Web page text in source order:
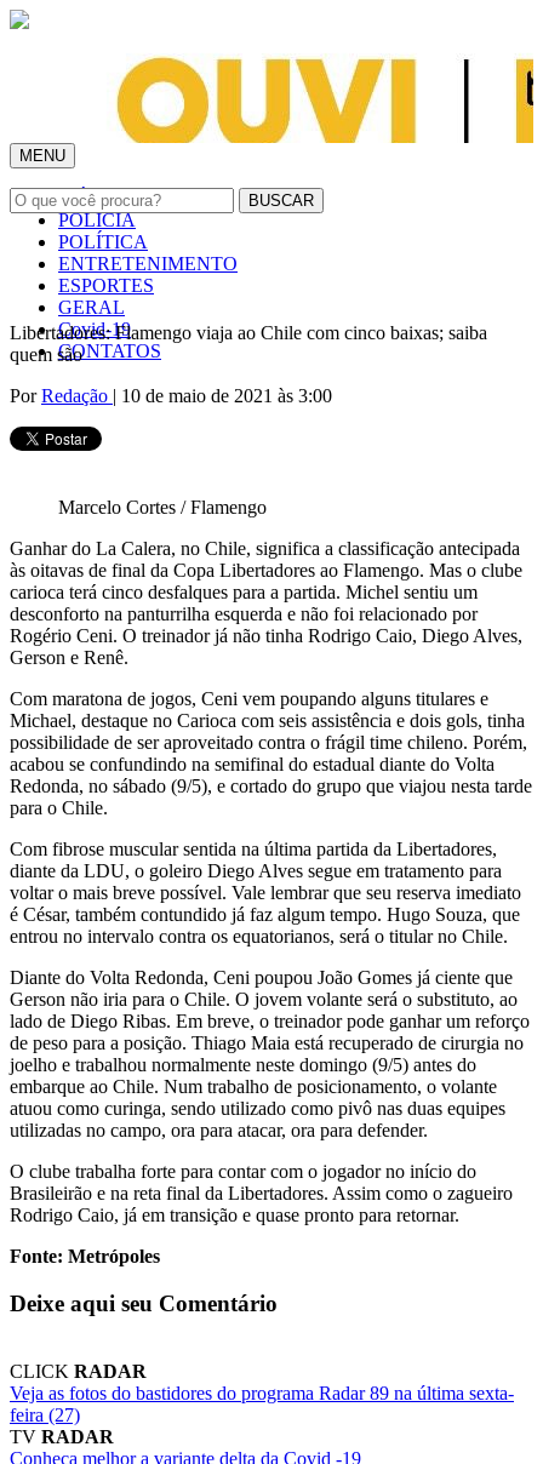
MENU
INÍCIO
POLÍCIA
POLÍTICA
ENTRETENIMENTO
ESPORTES
GERAL
Covid-19
CONTATOS
Libertadores: Flamengo viaja ao Chile com cinco baixas; saiba
quem são
PorRedação | 10 de maio de 2021 às 3:00
Marcelo Cortes / Flamengo
Ganhar do La Calera, no Chile, significa a classificação antecipada
às oitavas de final da Copa Libertadores ao Flamengo. Mas o clube
carioca terá cinco desfalques para a partida. Michel sentiu um
desconforto na panturrilha esquerda e não foi relacionado por
Rogério Ceni. O treinador já não tinha Rodrigo Caio, Diego Alves,
Gerson e Renê.
Com maratona de jogos, Ceni vem poupando alguns titulares e
Michael, destaque no Carioca com seis assistência e dois gols, tinha
possibilidade de ser aproveitado contra o frágil time chileno. Porém,
acabou se confundindo na semifinal do estadual diante do Volta
Redonda, no sábado (9/5), e cortado do grupo que viajou nesta tarde
para o Chile.
Com fibrose muscular sentida na última partida da Libertadores,
diante da LDU, o goleiro Diego Alves segue em tratamento para
voltar o mais breve possível. Vale lembrar que seu reserva imediato
é César, também contundido já faz algum tempo. Hugo Souza, que
entrou no intervalo contra os equatorianos, será o titular no Chile.
Diante do Volta Redonda, Ceni poupou João Gomes já ciente que
Gerson não iria para o Chile. O jovem volante será o substituto, ao
lado de Diego Ribas. Em breve, o treinador pode ganhar um reforço
de peso para a posição. Thiago Maia está recuperado de cirurgia no
joelho e trabalhou normalmente neste domingo (9/5) antes do
embarque ao Chile. Num trabalho de posicionamento, o volante
atuou como curinga, sendo utilizado como pivô nas duas equipes
utilizadas no campo, ora para atacar, ora para defender.
O clube trabalha forte para contar com o jogador no início do
Brasileirão e na reta final da Libertadores. Assim como o zagueiro
Rodrigo Caio, já em transição e quase pronto para retornar.
Fonte: Metrópoles
Deixe aqui seu Comentário
CLICK RADAR
Veja as fotos do bastidores do programa Radar 89 na última sexta-
feira (27)
TV RADAR
Conheça melhor a variante delta da Covid -19